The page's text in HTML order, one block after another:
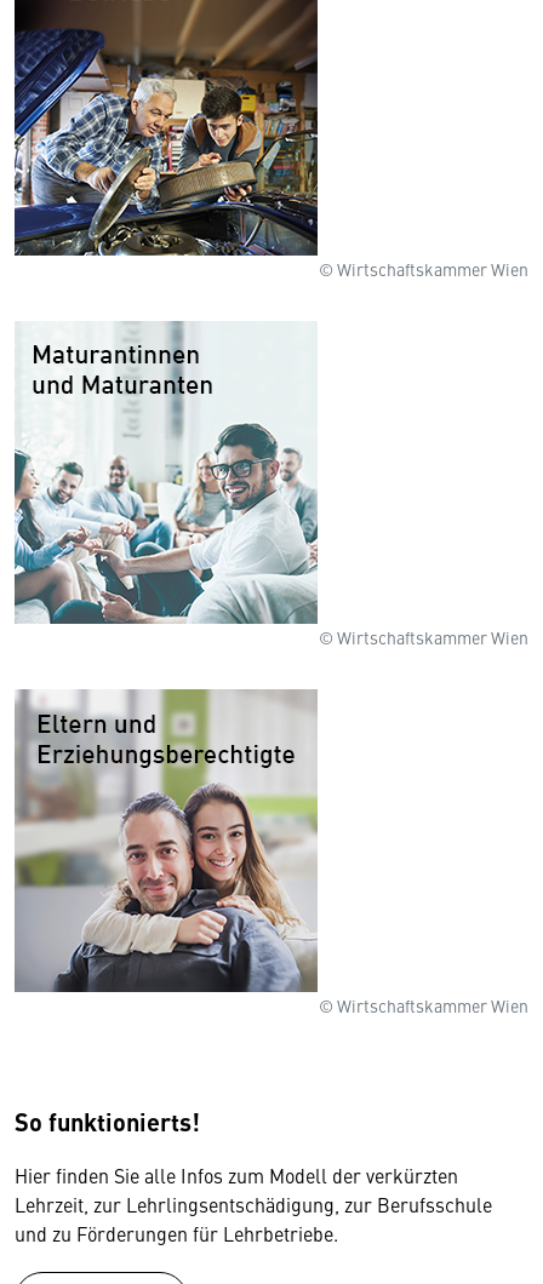
© Wirtschaftskammer Wien
© Wirtschaftskammer Wien
© Wirtschaftskammer Wien
So funktionierts!
Hier finden Sie alle Infos zum Modell der verkürzten
Lehrzeit, zur Lehrlingsentschädigung, zur Berufsschule
und zu Förderungen für Lehrbetriebe.